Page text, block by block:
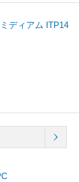
ディアム ITP14